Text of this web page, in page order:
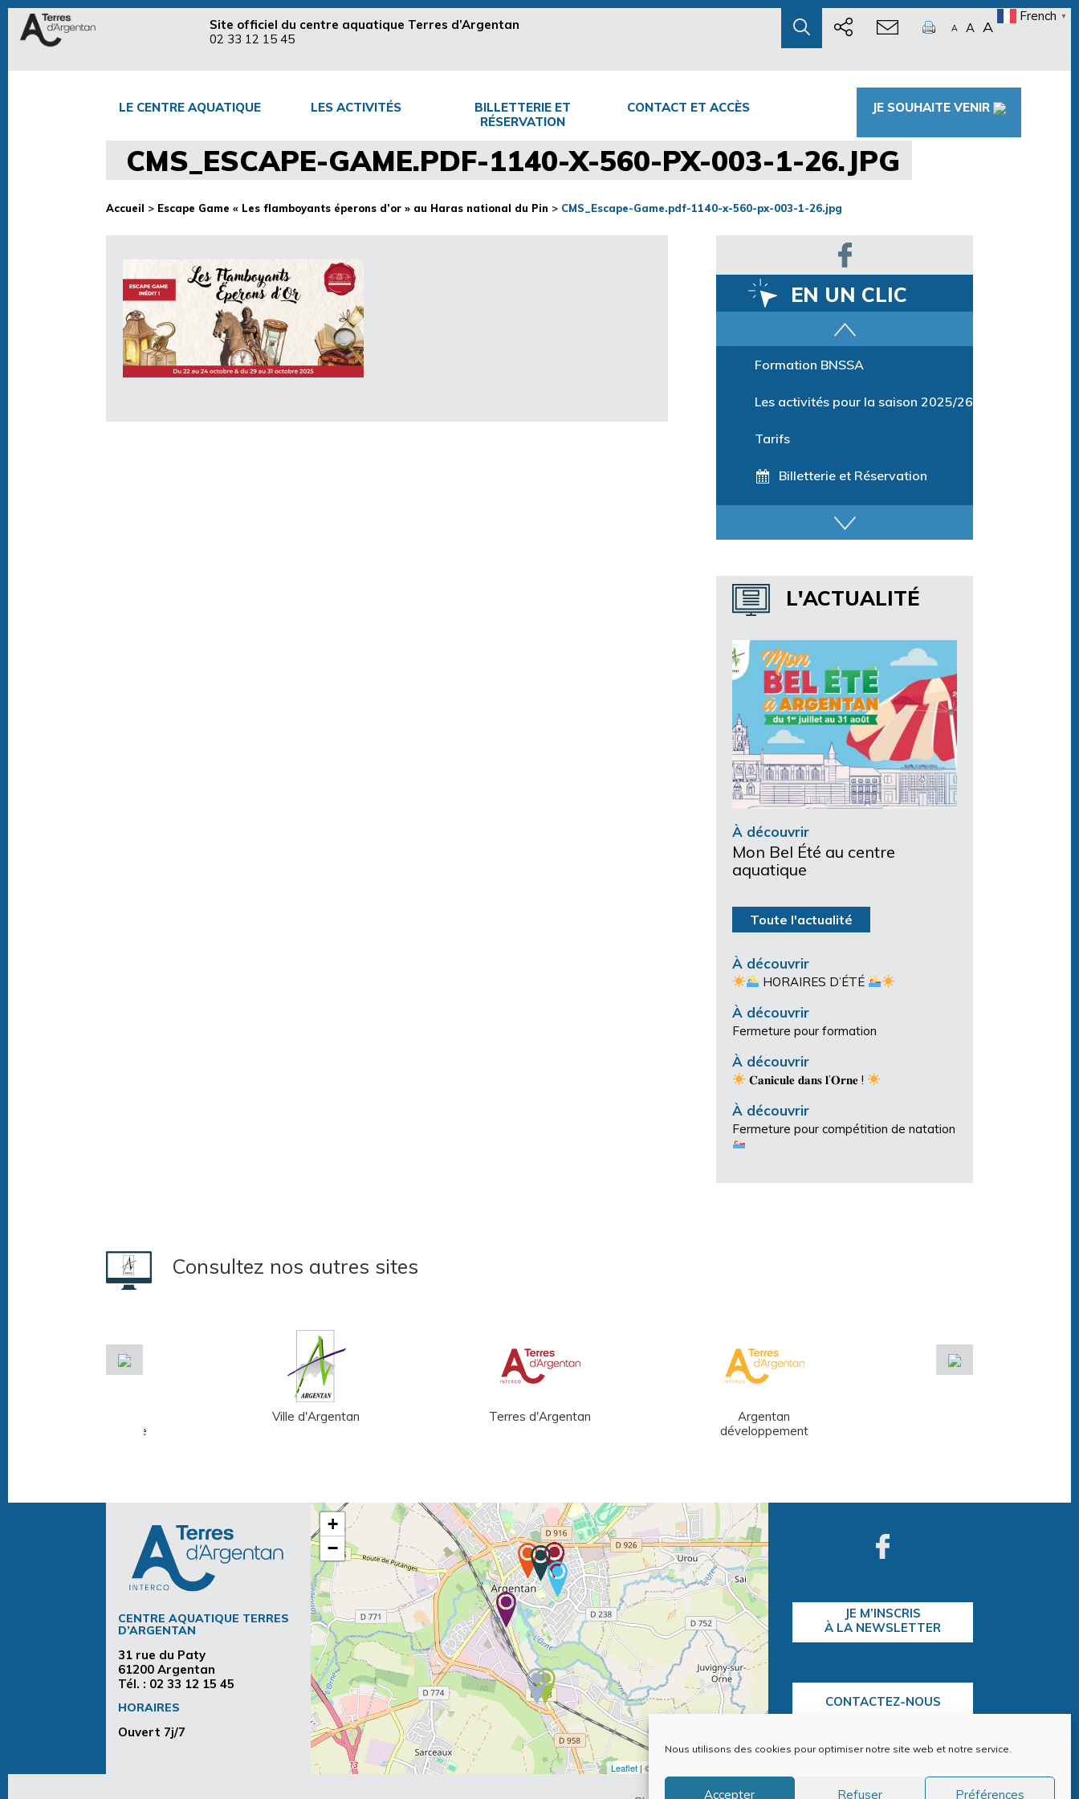
Nous utilisons des cookies pour optimiser notre site web et notre service.
Accepter Refuser Préférences
Site officiel du centre aquatique Terres d’Argentan
02 33 12 15 45
A A A
French ▼
LE CENTRE AQUATIQUE LES ACTIVITÉS
BILLETTERIE ET
RÉSERVATION
CONTACT ET ACCÈS JE SOUHAITE VENIR
CMS_ESCAPE-GAME.PDF-1140-X-560-PX-003-1-26.JPG
Accueil > Escape Game « Les flamboyants éperons d’or » au Haras national du Pin > CMS_Escape-Game.pdf-1140-x-560-px-003-1-26.jpg
EN UN CLIC
Billetterie et Réservation
Horaires espace détente
Horaires centre aquatique
L'ACTUALITÉ
À découvrir
Mon Bel Été au centre
aquatique
Toute l'actualité
À découvrir
HORAIRES D’ÉTÉ
À découvrir
Fermeture pour formation
À découvrir
𝐂𝐚𝐧𝐢𝐜𝐮𝐥𝐞 𝐝𝐚𝐧𝐬 𝐥’𝐎𝐫𝐧𝐞 !
À découvrir
Fermeture pour compétition de natation
Consultez nos autres sites
Léger - André Mare
Ville d'Argentan Terres d'Argentan
Argentan
développement
CENTRE AQUATIQUE TERRES
D’ARGENTAN
31 rue du Paty
61200 Argentan
Tél. : 02 33 12 15 45
HORAIRES
Ouvert 7j/7
+
−
Leaflet| ©
JE M’INSCRIS
À LA NEWSLETTER
CONTACTEZ-NOUS